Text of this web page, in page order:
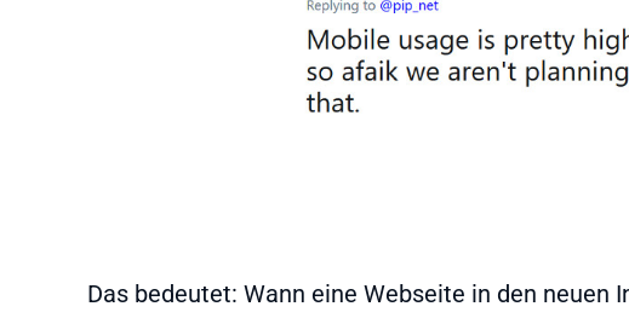
Das bedeutet: Wann eine Webseite in den neuen